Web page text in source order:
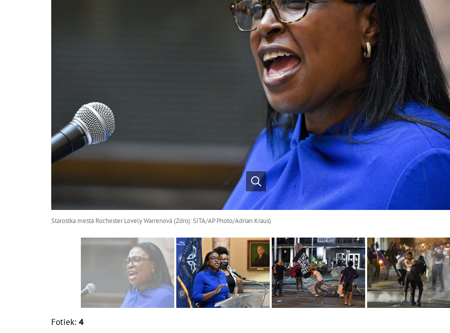
Starostka mesta Rochester Lovely Warrenová (Zdroj: SITA/AP Photo/Adrian Kraus)
Fotiek: 4